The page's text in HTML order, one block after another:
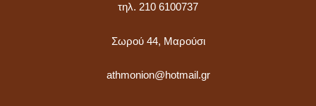
τηλ. 210 6100737
Σωρού 44, Μαρούσι
athmonion@hotmail.gr